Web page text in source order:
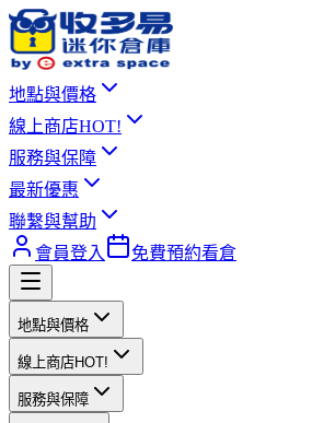
地點與價格
線上商店HOT!
服務與保障
最新優惠
聯繫與幫助
會員登入
免費預約看倉
地點與價格
線上商店HOT!
服務與保障